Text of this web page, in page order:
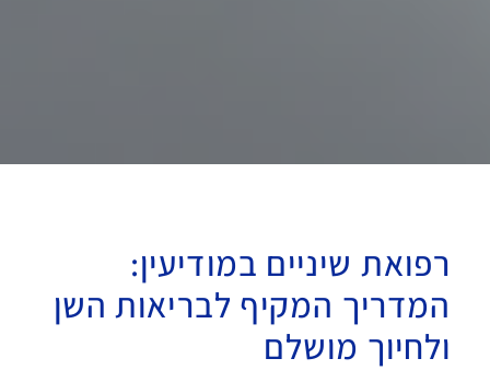
רפואת שיניים במודיעין:
המדריך המקיף לבריאות השן
ולחיוך מושלם